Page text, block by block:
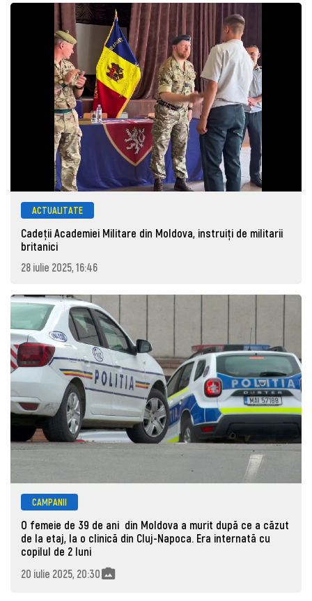
ACTUALITATE
Cadeții Academiei Militare din Moldova, instruiți de militarii
britanici
28 iulie 2025, 16:46
CAMPANII
O femeie de 39 de ani din Moldova a murit după ce a căzut
de la etaj, la o clinică din Cluj-Napoca. Era internată cu
copilul de 2 luni
20 iulie 2025, 20:30